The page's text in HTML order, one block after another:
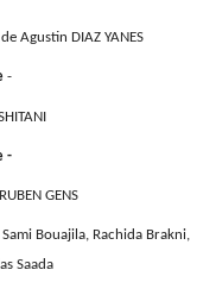
Agustin DIAZ YANES
-
-
GENS
Bouajila, Rachida Brakni,
Saada